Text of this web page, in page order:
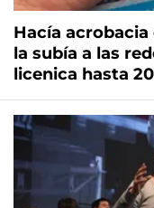
Hacía
la subía a las
licenica hasta